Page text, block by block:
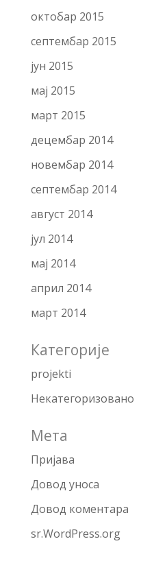
октобар 2015
септембар 2015
јун 2015
мај 2015
март 2015
децембар 2014
новембар 2014
септембар 2014
август 2014
јул 2014
мај 2014
април 2014
март 2014
Категорије
projekti
Некатегоризовано
Мета
Пријава
Довод уноса
Довод коментара
sr.WordPress.org